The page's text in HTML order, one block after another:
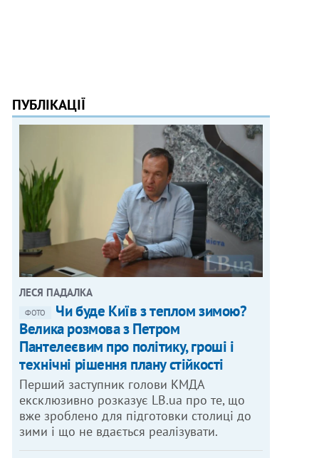
ПУБЛІКАЦІЇ
ЛЕСЯ ПАДАЛКА
ФОТО
Чи буде Київ з теплом зимою?
Велика розмова з Петром
Пантелеєвим про політику, гроші і
технічні рішення плану стійкості
Перший заступник голови КМДА
ексклюзивно розказує LB.ua про те, що
вже зроблено для підготовки столиці до
зими і що не вдається реалізувати.